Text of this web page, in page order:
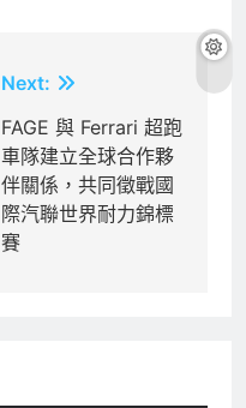
Next:
FAGE 與 Ferrari 超跑
車隊建立全球合作夥
伴關係，共同徵戰國
際汽聯世界耐力錦標
賽